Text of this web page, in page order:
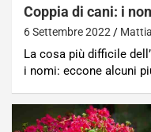
Coppia di cani: i
6 Settembre 2022
La cosa più difficile
i nomi: eccone alcuni